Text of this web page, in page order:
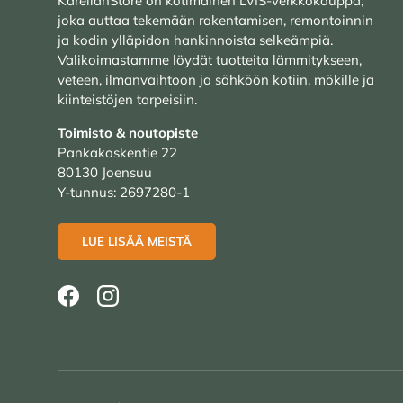
joka auttaa tekemään rakentamisen, remontoinnin
ja kodin ylläpidon hankinnoista selkeämpiä.
Valikoimastamme löydät tuotteita lämmitykseen,
veteen, ilmanvaihtoon ja sähköön kotiin, mökille ja
kiinteistöjen tarpeisiin.
Toimisto & noutopiste
Pankakoskentie 22
80130 Joensuu
Y-tunnus: 2697280-1
LUE LISÄÄ MEISTÄ
FacebookInstagram